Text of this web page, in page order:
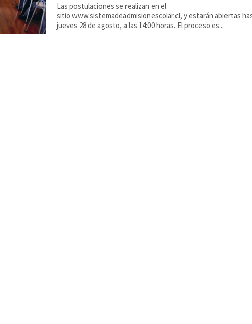
Las postulaciones se realizan en el
sitio www.sistemadeadmisionescolar.cl, y estarán abiertas
jueves 28 de agosto, a las 14:00 horas. El proceso es...